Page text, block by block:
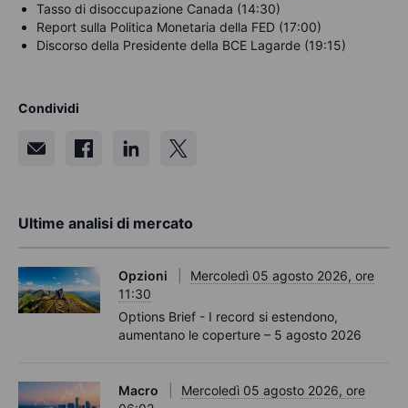
Tasso di disoccupazione Canada (14:30)
Report sulla Politica Monetaria della FED (17:00)
Discorso della Presidente della BCE Lagarde (19:15)
Condividi
Ultime analisi di mercato
Opzioni
Mercoledì 05 agosto 2026, ore
11:30
Options Brief - I record si estendono,
aumentano le coperture – 5 agosto 2026
Macro
Mercoledì 05 agosto 2026, ore